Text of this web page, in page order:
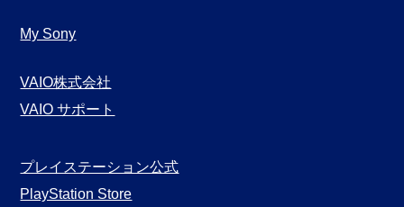
My Sony
VAIO株式会社
VAIO サポート
プレイステーション公式
PlayStation Store